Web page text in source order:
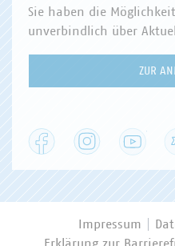
Sie haben die
unverbindlich über
ZUR
Facebook Instagram YouTube
Impressum